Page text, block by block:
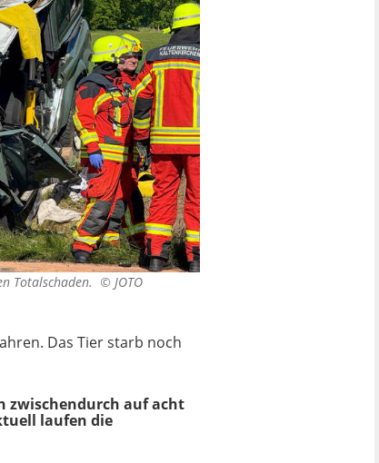
Totalschaden. © JOTO
Das Tier starb noch
zwischendurch auf acht
laufen die